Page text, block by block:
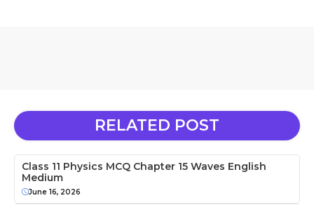
RELATED POST
Class 11 Physics MCQ Chapter 15 Waves English
Medium
June 16, 2026